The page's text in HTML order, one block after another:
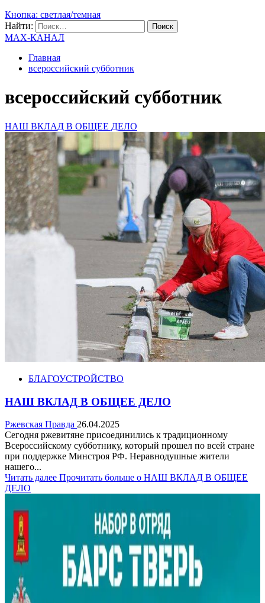
Кнопка: светлая/темная
Найти:
MAX-КАНАЛ
Главная
всероссийский субботник
всероссийский субботник
НАШ ВКЛАД В ОБЩЕЕ ДЕЛО
БЛАГОУСТРОЙСТВО
НАШ ВКЛАД В ОБЩЕЕ ДЕЛО
Ржевская Правда 26.04.2025
Сегодня ржевитяне присоединились к традиционному
Всероссийскому субботнику, который прошел по всей стране
при поддержке Минстроя РФ. Неравнодушные жители
нашего...
Читать далее Прочитать больше о НАШ ВКЛАД В ОБЩЕЕ
ДЕЛО